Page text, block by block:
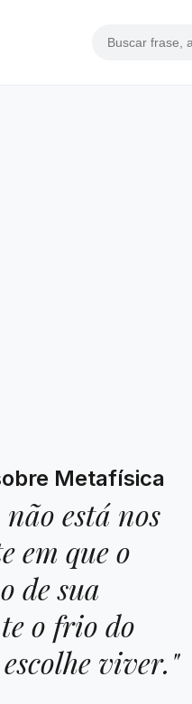
Metafísica
está nos
em que o
de sua
o frio do
viver."